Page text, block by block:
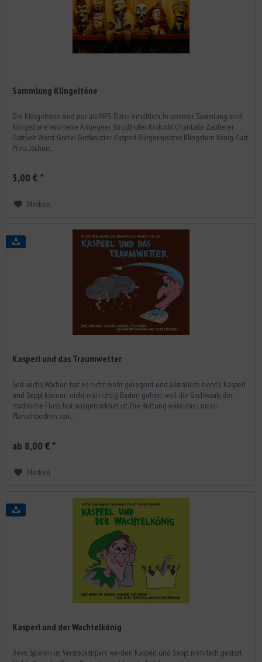
Sammlung Klingeltöne
Die Klingeltöne sind nur als MP3-Datei erhältlich. In unserer Sammlung sind
Klingeltöne von Hexe Annegeer Strudlhofer Krokodil Chantalle Zauberer
Gottlieb Wurst Gretel Großmutter Kasperl Bürgermeister Klingshirn König Kurt
Prinz Jochen...
3,00 € *
Merken
Kasperl und das Traumwetter
Seit sechs Wochen hat es nicht mehr geregnet und allmählich nervt‘s. Kasperl
und Seppl können nicht mal richtig Baden gehen, weil die Gschwoab, der
städtische Fluss, fast ausgetrocknet ist. Die Rettung wäre das Luxus-
Planschbecken von...
ab 8,00 € *
Merken
Kasperl und der Wachtelkönig
Beim Spielen im Versteckstipark werden Kasperl und Seppl mehrfach gestört.